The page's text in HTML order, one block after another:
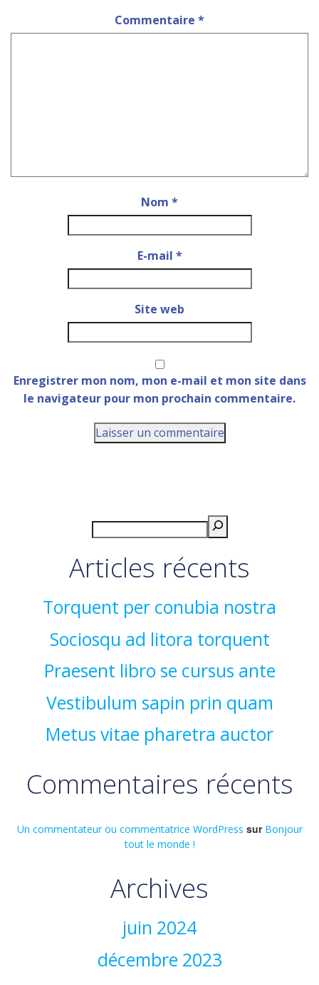
Commentaire *
Nom *
E-mail *
Site web
Enregistrer mon nom, mon e-mail et mon site dans
le navigateur pour mon prochain commentaire.
Articles récents
Torquent per conubia nostra
Sociosqu ad litora torquent
Praesent libro se cursus ante
Vestibulum sapin prin quam
Metus vitae pharetra auctor
Commentaires récents
Un commentateur ou commentatrice WordPress sur Bonjour
tout le monde !
Archives
juin 2024
décembre 2023